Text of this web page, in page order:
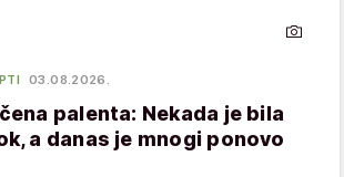
03.08.2026.
palenta: Nekada je bila
a danas je mnogi ponovo